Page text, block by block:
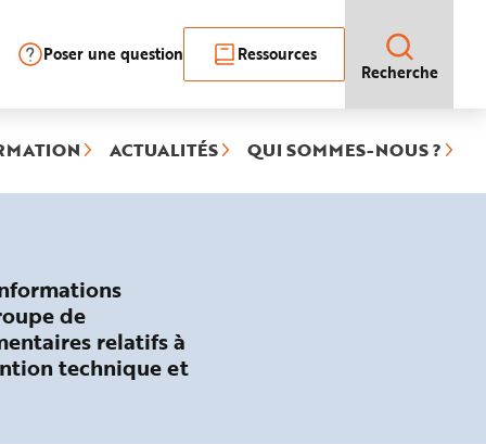
Poser une question
Ressources
Recherche
ACTUALITÉS QUI SOMMES-NOUS ?
de
relatifs à
technique et